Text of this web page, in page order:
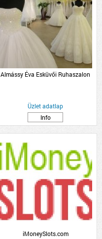
Almássy Éva Esküvői Ruhaszalon
Üzlet adatlap
Info
iMoneySlots.com